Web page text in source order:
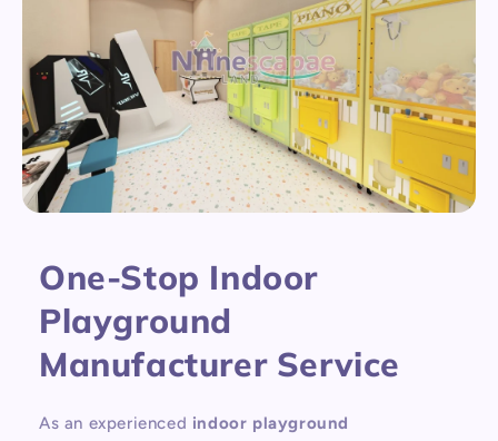
One-Stop Indoor
Playground
Manufacturer Service
As an experienced indoor playground